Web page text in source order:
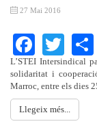
27 Mai 2016
L’STEI Intersindical
solidaritat i
Marroc, entre els dies
Llegeix més...